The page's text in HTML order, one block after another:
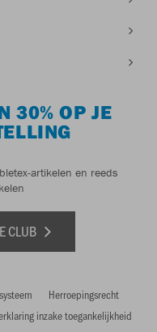
30% OP JE
artikelen en reeds
CLUB
Herroepingsrecht
inzake toegankelijkheid